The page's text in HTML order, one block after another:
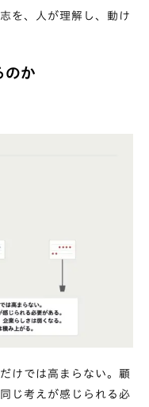
を、人が理解し、動け
のか
けでは高まらない。顧
じ考えが感じられる必